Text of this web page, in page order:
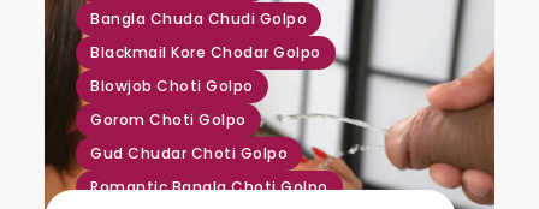
Bangla Chuda Chudi Golpo
Blackmail Kore Chodar Golpo
Blowjob Choti Golpo
Gorom Choti Golpo
Gud Chudar Choti Golpo
Romantic Bangla Choti Golpo